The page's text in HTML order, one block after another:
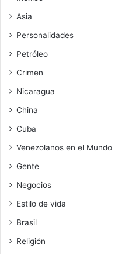
Asia
Personalidades
Petróleo
Crimen
Nicaragua
China
Cuba
Venezolanos en el Mundo
Gente
Negocios
Estilo de vida
Brasil
Religión